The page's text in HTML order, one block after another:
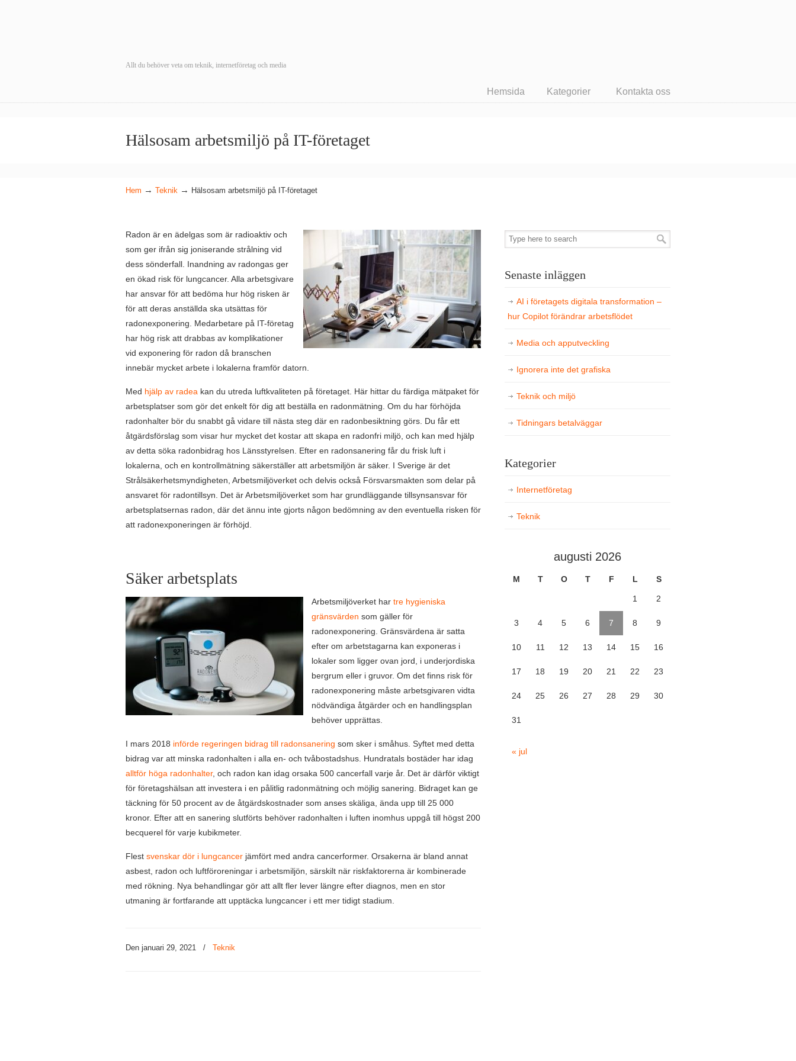
Allt du behöver veta om teknik, internetföretag och media
Hemsida Kategorier Kontakta oss
Hälsosam arbetsmiljö på IT-företaget
Hem → Teknik → Hälsosam arbetsmiljö på IT-företaget
Radon är en ädelgas som är radioaktiv och
som ger ifrån sig joniserande strålning vid
dess sönderfall. Inandning av radongas ger
en ökad risk för lungcancer. Alla arbetsgivare
har ansvar för att bedöma hur hög risken är
för att deras anställda ska utsättas för
radonexponering. Medarbetare på IT-företag
har hög risk att drabbas av komplikationer
vid exponering för radon då branschen
innebär mycket arbete i lokalerna framför datorn.
Med hjälp av radea kan du utreda luftkvaliteten på företaget. Här hittar du färdiga mätpaket för
arbetsplatser som gör det enkelt för dig att beställa en radonmätning. Om du har förhöjda
radonhalter bör du snabbt gå vidare till nästa steg där en radonbesiktning görs. Du får ett
åtgärdsförslag som visar hur mycket det kostar att skapa en radonfri miljö, och kan med hjälp
av detta söka radonbidrag hos Länsstyrelsen. Efter en radonsanering får du frisk luft i
lokalerna, och en kontrollmätning säkerställer att arbetsmiljön är säker. I Sverige är det
Strålsäkerhetsmyndigheten, Arbetsmiljöverket och delvis också Försvarsmakten som delar på
ansvaret för radontillsyn. Det är Arbetsmiljöverket som har grundläggande tillsynsansvar för
arbetsplatsernas radon, där det ännu inte gjorts någon bedömning av den eventuella risken för
att radonexponeringen är förhöjd.
Säker arbetsplats
Arbetsmiljöverket har tre hygieniska
gränsvärden som gäller för
radonexponering. Gränsvärdena är satta
efter om arbetstagarna kan exponeras i
lokaler som ligger ovan jord, i underjordiska
bergrum eller i gruvor. Om det finns risk för
radonexponering måste arbetsgivaren vidta
nödvändiga åtgärder och en handlingsplan
behöver upprättas.
I mars 2018 införde regeringen bidrag till radonsanering som sker i småhus. Syftet med detta
bidrag var att minska radonhalten i alla en- och tvåbostadshus. Hundratals bostäder har idag
alltför höga radonhalter, och radon kan idag orsaka 500 cancerfall varje år. Det är därför viktigt
för företagshälsan att investera i en pålitlig radonmätning och möjlig sanering. Bidraget kan ge
täckning för 50 procent av de åtgärdskostnader som anses skäliga, ända upp till 25 000
kronor. Efter att en sanering slutförts behöver radonhalten i luften inomhus uppgå till högst 200
becquerel för varje kubikmeter.
Flest svenskar dör i lungcancer jämfört med andra cancerformer. Orsakerna är bland annat
asbest, radon och luftföroreningar i arbetsmiljön, särskilt när riskfaktorerna är kombinerade
med rökning. Nya behandlingar gör att allt fler lever längre efter diagnos, men en stor
utmaning är fortfarande att upptäcka lungcancer i ett mer tidigt stadium.
Den januari 29, 2021 / Teknik
Senaste inläggen
AI i företagets digitala transformation –
hur Copilot förändrar arbetsflödet
Media och apputveckling
Ignorera inte det grafiska
Teknik och miljö
Tidningars betalväggar
Kategorier
Internetföretag
Teknik
augusti 2026
M T O T F L S
1 2
3 4 5 6 7 8 9
10 11 12 13 14 15 16
17 18 19 20 21 22 23
24 25 26 27 28 29 30
31
« jul